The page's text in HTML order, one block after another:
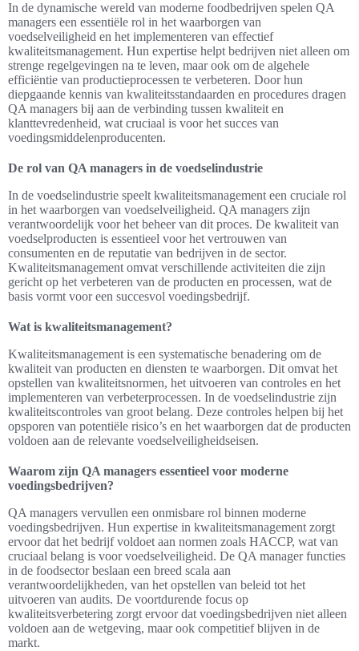
In de dynamische wereld van moderne foodbedrijven spelen QA
managers een essentiële rol in het waarborgen van
voedselveiligheid en het implementeren van effectief
kwaliteitsmanagement. Hun expertise helpt bedrijven niet alleen om
strenge regelgevingen na te leven, maar ook om de algehele
efficiëntie van productieprocessen te verbeteren. Door hun
diepgaande kennis van kwaliteitsstandaarden en procedures dragen
QA managers bij aan de verbinding tussen kwaliteit en
klanttevredenheid, wat cruciaal is voor het succes van
voedingsmiddelenproducenten.
De rol van QA managers in de voedselindustrie
In de voedselindustrie speelt kwaliteitsmanagement een cruciale rol
in het waarborgen van voedselveiligheid. QA managers zijn
verantwoordelijk voor het beheer van dit proces. De kwaliteit van
voedselproducten is essentieel voor het vertrouwen van
consumenten en de reputatie van bedrijven in de sector.
Kwaliteitsmanagement omvat verschillende activiteiten die zijn
gericht op het verbeteren van de producten en processen, wat de
basis vormt voor een succesvol voedingsbedrijf.
Wat is kwaliteitsmanagement?
Kwaliteitsmanagement is een systematische benadering om de
kwaliteit van producten en diensten te waarborgen. Dit omvat het
opstellen van kwaliteitsnormen, het uitvoeren van controles en het
implementeren van verbeterprocessen. In de voedselindustrie zijn
kwaliteitscontroles van groot belang. Deze controles helpen bij het
opsporen van potentiële risico’s en het waarborgen dat de producten
voldoen aan de relevante voedselveiligheidseisen.
Waarom zijn QA managers essentieel voor moderne
voedingsbedrijven?
QA managers vervullen een onmisbare rol binnen moderne
voedingsbedrijven. Hun expertise in kwaliteitsmanagement zorgt
ervoor dat het bedrijf voldoet aan normen zoals HACCP, wat van
cruciaal belang is voor voedselveiligheid. De QA manager functies
in de foodsector beslaan een breed scala aan
verantwoordelijkheden, van het opstellen van beleid tot het
uitvoeren van audits. De voortdurende focus op
kwaliteitsverbetering zorgt ervoor dat voedingsbedrijven niet alleen
voldoen aan de wetgeving, maar ook competitief blijven in de
markt.